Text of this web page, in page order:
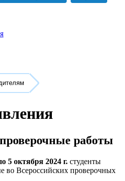
работы
5 октября 2024 г. студенты
во Всероссийских проверочных